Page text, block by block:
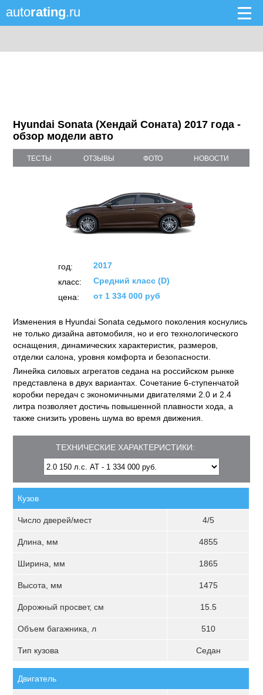
autorating.ru
Hyundai Sonata (Хендай Соната) 2017 года -
обзор модели авто
ТЕСТЫ ОТЗЫВЫ ФОТО НОВОСТИ
год:
2017
класс:
Средний класс (D)
цена:
от 1 334 000 руб
Изменения в Hyundai Sonata седьмого поколения коснулись
не только дизайна автомобиля, но и его техноло­гического
оснащения, динамических характеристик, размеров,
отделки салона, уровня комфорта и безопасности.
Линейка силовых агрегатов седана на российском рынке
представлена в двух вариан­тах. Сочетание 6-ступенчатой
коробки передач с экономичными двигателями 2.0 и 2.4
литра позволяет достичь повышенной плавности хода, а
также снизить уровень шума во время движения.
ТЕХНИЧЕСКИЕ ХАРАКТЕРИСТИКИ:
Кузов
Число дверей/мест 4/5
Длина, мм 4855
Ширина, мм 1865
Высота, мм 1475
Дорожный просвет, см 15.5
Объем багажника, л 510
Тип кузова Седан
Двигатель